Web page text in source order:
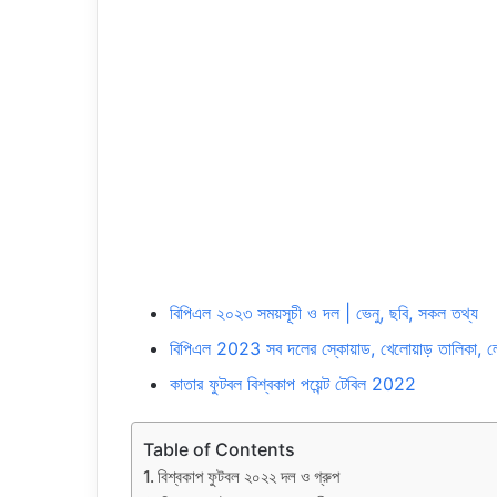
বিপিএল ২০২৩ সময়সূচী ও দল | ভেনু, ছবি, সকল তথ্য
বিপিএল 2023 সব দলের স্কোয়াড, খেলোয়াড় তালিকা,
কাতার ফুটবল বিশ্বকাপ পয়েন্ট টেবিল 2022
Table of Contents
বিশ্বকাপ ফুটবল ২০২২ দল ও গ্রুপ